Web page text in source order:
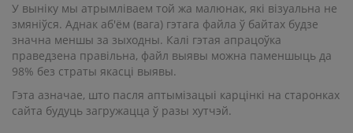
У выніку мы атрымліваем той жа малюнак, які візуальна не
змяніўся. Аднак аб'ём (вага) гэтага файла ў байтах будзе
значна меншы за зыходны. Калі гэтая апрацоўка
праведзена правільна, файл выявы можна паменшыць да
98% без страты якасці выявы.
Гэта азначае, што пасля аптымізацыі карцінкі на старонках
сайта будуць загружацца ў разы хутчэй.